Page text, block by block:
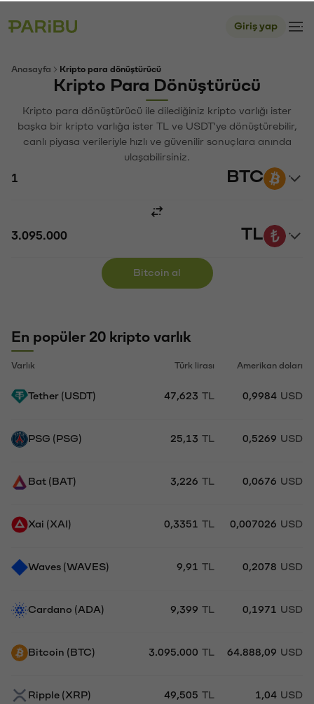
Giriş yap
Anasayfa Kripto para dönüştürücü
Kripto Para Dönüştürücü
Kripto para dönüştürücü ile dilediğiniz kripto varlığı ister
başka bir kripto varlığa ister TL ve USDT'ye dönüştürebilir,
canlı piyasa verileriyle hızlı ve güvenilir sonuçlara anında
ulaşabilirsiniz.
BTC
TL
Bitcoin al
En popüler 20 kripto varlık
Varlık Türk lirası Amerikan doları
Tether (USDT) 47,623 TL 0,9984 USD
PSG (PSG) 25,13 TL 0,5269 USD
Bat (BAT) 3,226 TL 0,0676 USD
Xai (XAI) 0,3351 TL 0,007026 USD
Waves (WAVES) 9,91 TL 0,2078 USD
Cardano (ADA) 9,399 TL 0,1971 USD
Bitcoin (BTC) 3.095.000 TL 64.888,09 USD
Ripple (XRP) 49,505 TL 1,04 USD